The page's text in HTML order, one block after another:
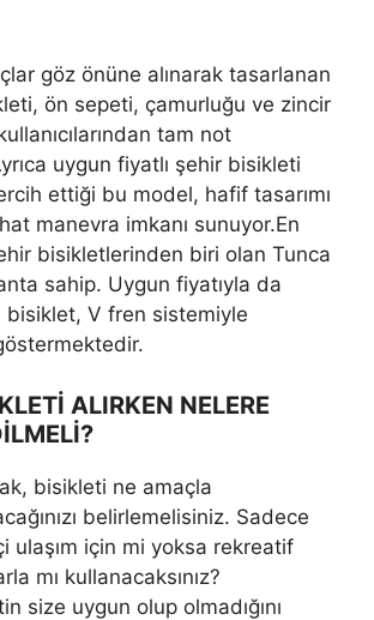
göz önüne alınarak tasarlanan
ön sepeti, çamurluğu ve zincir
tam not
uygun fiyatlı şehir bisikleti
ettiği bu model, hafif tasarımı
manevra imkanı sunuyor.En
bisikletlerinden biri olan Tunca
sahip. Uygun fiyatıyla da
bisiklet, V fren sistemiyle
ALIRKEN NELERE
bisikleti ne amaçla
belirlemelisiniz. Sadece
ulaşım için mi yoksa rekreatif
mı kullanacaksınız?
size uygun olup olmadığını